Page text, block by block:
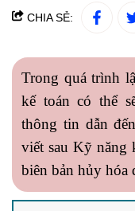
CHIA SẺ:
Trong quá trình
kế toán có thể
thông tin dẫn
viết sau Kỹ năng
biên bản hủy hóa